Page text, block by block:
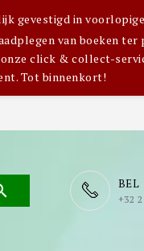
gevestigd in
van boeken
click & collect-
Tot binnenkort!
BEL
​+32